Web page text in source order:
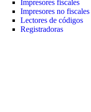
Impresores fiscales
Impresores no fiscales
Lectores de códigos
Registradoras